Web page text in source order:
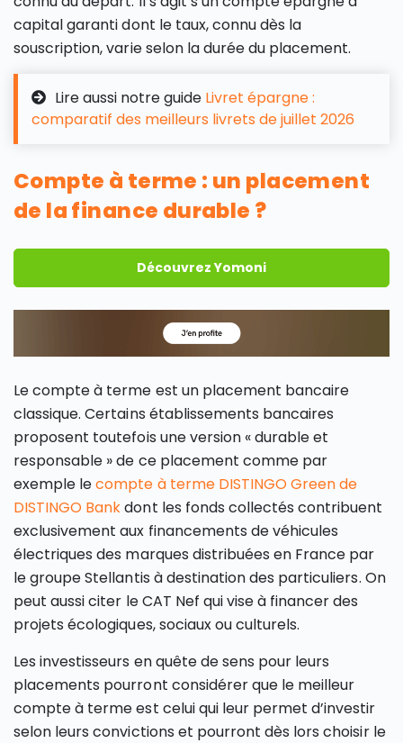
capital garanti dont le taux, connu dès la
souscription, varie selon la durée du placement.
Lire aussi notre guide Livret épargne :
comparatif des meilleurs livrets de juillet 2026
Compte à terme : un placement
de la finance durable ?
Découvrez Yomoni
Le compte à terme est un placement bancaire
classique. Certains établissements bancaires
proposent toutefois une version « durable et
responsable » de ce placement comme par
exemple lecompte à terme DISTINGO Green de
DISTINGO Bankdont les fonds collectés contribuent
exclusivement aux financements de véhicules
électriques des marques distribuées en France par
le groupe Stellantis à destination des particuliers. On
peut aussi citer le CAT Nef qui vise à financer des
projets écologiques, sociaux ou culturels.
Les investisseurs en quête de sens pour leurs
placements pourront considérer que le meilleur
compte à terme est celui qui leur permet d’investir
selon leurs convictions et pourront dès lors choisir le